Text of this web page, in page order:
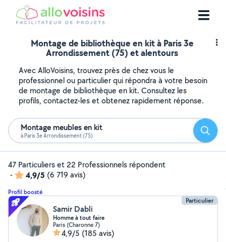
Montage de bibliothèque en kit à Paris 3e
Arrondissement (75) et alentours
Avec AlloVoisins, trouvez près de chez vous le
professionnel ou particulier qui répondra à votre besoin
de montage de bibliothèque en kit. Consultez les
profils, contactez-les et obtenez rapidement réponse.
Montage meubles en kit
à Paris 3e Arrondissement (75)
47 Particuliers et 22 Professionnels répondent
-
4,9/5 (6 719 avis)
Profil boosté
Particulier
Samir Dabli
Homme à tout faire
Paris (Charonne 7)
4,9/5 (185 avis)